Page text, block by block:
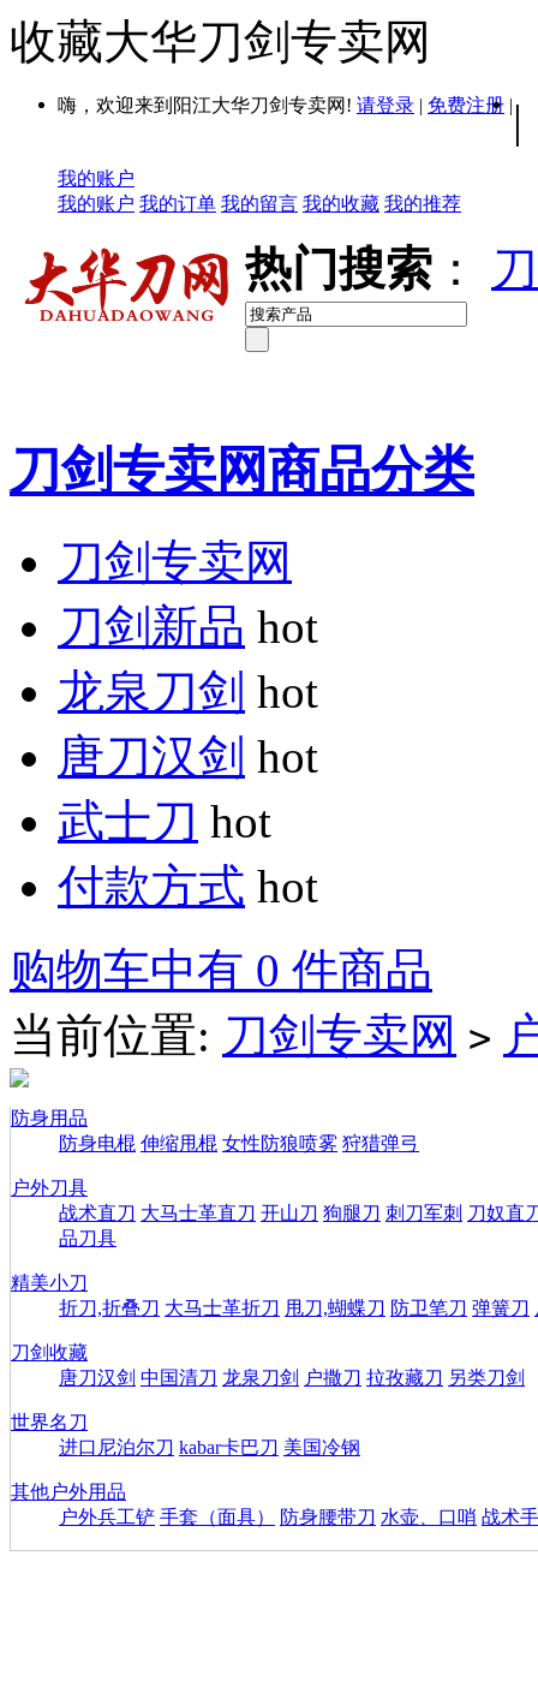
收藏大华刀剑专卖网
嗨，欢迎来到阳江大华刀剑专卖网! 请登录 | 免费注册 | |
我的账户
我的账户 我的订单 我的留言 我的收藏 我的推荐
热门搜索 ：
刀剑专卖网商品分类
刀剑专卖网
刀剑新品 hot
龙泉刀剑 hot
唐刀汉剑 hot
武士刀 hot
付款方式 hot
购物车中有 0 件商品
当前位置: 刀剑专卖网 >
防身用品
防身电棍 伸缩甩棍 女性防狼喷雾 狩猎弹弓
户外刀具
战术直刀 大马士革直刀 开山刀 狗腿刀 刺刀军刺 刀奴直
品刀具
精美小刀
折刀,折叠刀 大马士革折刀 甩刀,蝴蝶刀 防卫笔刀 弹簧刀
刀剑收藏
唐刀汉剑 中国清刀 龙泉刀剑 户撒刀 拉孜藏刀 另类刀剑
世界名刀
进口尼泊尔刀 kabar卡巴刀 美国冷钢
其他户外用品
户外兵工铲 手套（面具） 防身腰带刀 水壶、口哨 战术